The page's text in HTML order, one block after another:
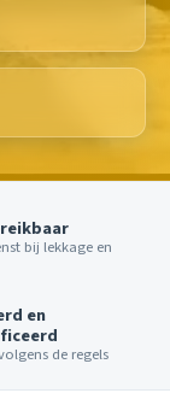
bij lekkage en
en
de regels